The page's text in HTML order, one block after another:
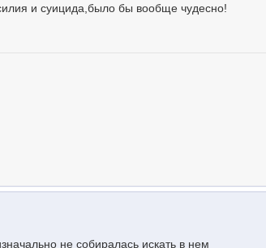
и суицида,было бы вообще чудесно!
не собиралась искать в нем